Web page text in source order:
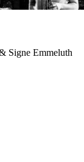
Signe Emmeluth